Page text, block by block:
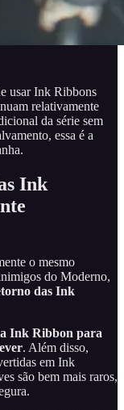
usar Ink Ribbons
relativamente
da série sem
essa é a
Ink
o mesmo
do Moderno,
das Ink
Ink Ribbon para
. Além disso,
em Ink
são bem mais raros,